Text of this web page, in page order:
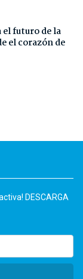
el futuro de la
el corazón de
DESCARGA